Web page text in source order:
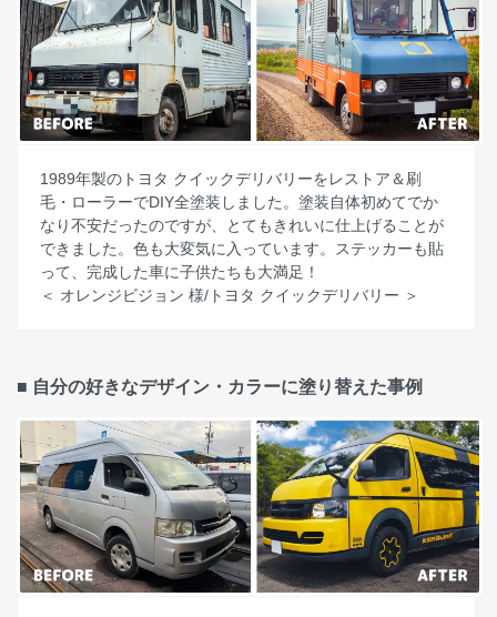
1989年製のトヨタ クイックデリバリーをレストア＆刷
毛・ローラーでDIY全塗装しました。塗装自体初めてでか
なり不安だったのですが、とてもきれいに仕上げることが
できました。色も大変気に入っています。ステッカーも貼
って、完成した車に子供たちも大満足！
＜ オレンジビジョン 様/トヨタ クイックデリバリー ＞
■ 自分の好きなデザイン・カラーに塗り替えた事例